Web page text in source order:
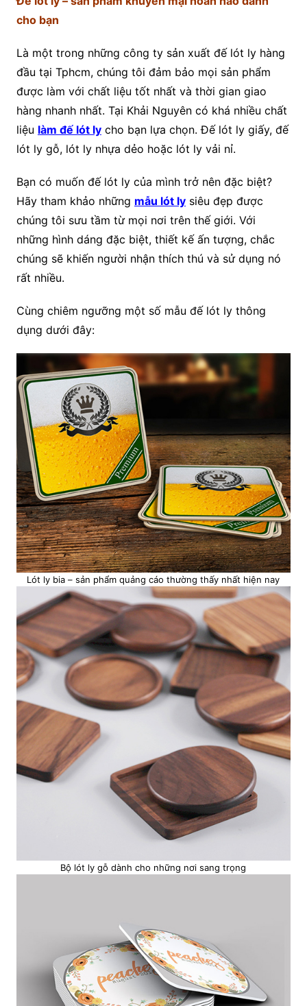
cho bạn
Là một trong những công ty sản xuất đế lót ly hàng
đầu tại Tphcm, chúng tôi đảm bảo mọi sản phẩm
được làm với chất liệu tốt nhất và thời gian giao
hàng nhanh nhất. Tại Khải Nguyên có khá nhiều chất
liệu làm đế lót lycho bạn lựa chọn. Đế lót ly giấy, đế
lót ly gỗ, lót ly nhựa dẻo hoặc lót ly vải nỉ.
Bạn có muốn đế lót ly của mình trở nên đặc biệt?
Hãy tham khảo những mẫu lót lysiêu đẹp được
chúng tôi sưu tầm từ mọi nơi trên thế giới. Với
những hình dáng đặc biệt, thiết kế ấn tượng, chắc
chúng sẽ khiến người nhận thích thú và sử dụng nó
rất nhiều.
Cùng chiêm ngưỡng một số mẫu đế lót ly thông
dụng dưới đây:
Lót ly bia – sản phẩm quảng cáo thường thấy nhất hiện nay
Bộ lót ly gỗ dành cho những nơi sang trọng